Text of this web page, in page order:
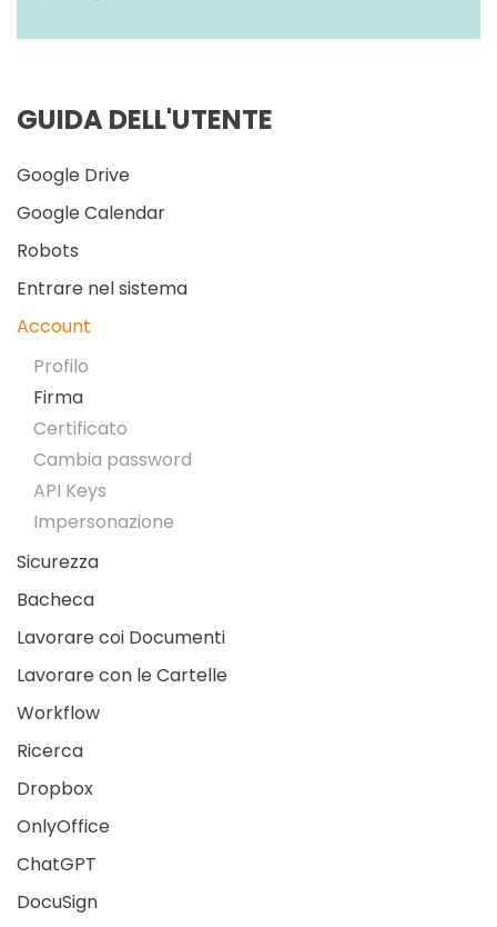
GUIDA DELL'UTENTE
Google Drive
Google Calendar
Robots
Entrare nel sistema
Account
Profilo
Firma
Certificato
Cambia password
API Keys
Impersonazione
Sicurezza
Bacheca
Lavorare coi Documenti
Lavorare con le Cartelle
Workflow
Ricerca
Dropbox
OnlyOffice
ChatGPT
DocuSign